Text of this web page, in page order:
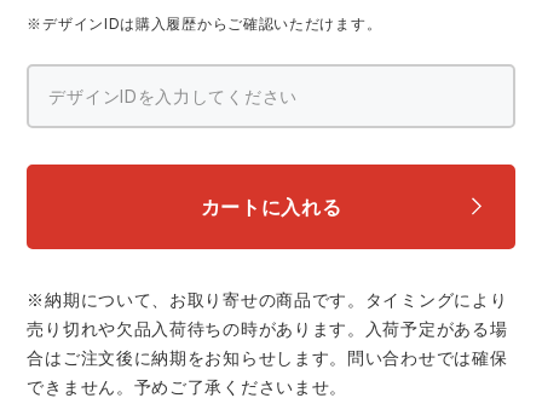
※デザインIDは購入履歴からご確認いただけます。
カートに入れる
※納期について、お取り寄せの商品です。タイミングにより
売り切れや欠品入荷待ちの時があります。入荷予定がある場
合はご注文後に納期をお知らせします。問い合わせでは確保
できません。予めご了承くださいませ。